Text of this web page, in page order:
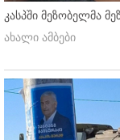
კასპში მეზობელმა
ახალი ამბები